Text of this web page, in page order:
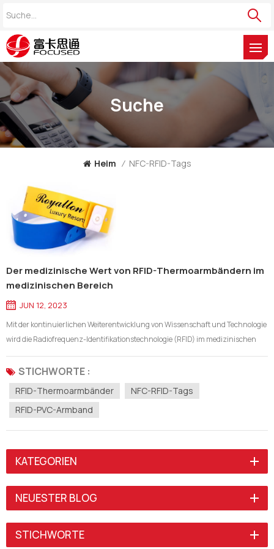
Suche
Heim / NFC-RFID-Tags
Der medizinische Wert von RFID-Thermoarmbändern im
medizinischen Bereich
JUN 12, 2023
Mit der kontinuierlichen Weiterentwicklung von Wissenschaft und Technologie
wird die Radiofrequenz-Identifikationstechnologie (RFID) im medizinischen
Bereich immer häufiger eingesetzt. Unter anderem hat das RFID-
Thermoarmband als neuartiges medizinisches Hilfsmittel einen einzigartigen
medizinischen...
STICHWORTE :
RFID-Thermoarmbänder
NFC-RFID-Tags
RFID-PVC-Armband
KATEGORIEN
NEUESTER BLOG
STICHWORTE